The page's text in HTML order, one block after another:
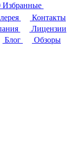
Избранные
Контакты
Лицензии
Блог
Обзоры